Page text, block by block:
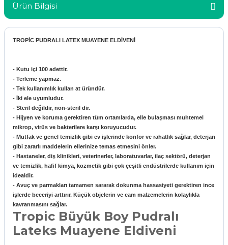
Ürün Bilgisi
TROPİC PUDRALI LATEX MUAYENE ELDİVENİ
- Kutu içi 100 adettir.
- Terleme yapmaz.
- Tek kullanımlık kullan at üründür.
- İki ele uyumludur.
- Steril değildir, non-steril dir.
- Hijyen ve koruma gerektiren tüm ortamlarda, elle bulaşması muhtemel
mikrop, virüs ve bakterilere karşı koruyucudur.
- Mutfak ve genel temizlik gibi ev işlerinde konfor ve rahatlık sağlar, deterjan
gibi zararlı maddelerin ellerinize temas etmesini önler.
- Hastaneler, diş klinikleri, veterinerler, laboratuvarlar, ilaç sektörü, deterjan
ve temizlik, hafif kimya, kozmetik gibi çok çeşitli endüstrilerde kullanım için
idealdir.
- Avuç ve parmakları tamamen sararak dokunma hassasiyeti gerektiren ince
işlerde beceriyi arttırır. Küçük objelerin ve cam malzemelerin kolaylıkla
kavranmasını sağlar.
Tropic Büyük Boy Pudralı
Lateks Muayene Eldiveni